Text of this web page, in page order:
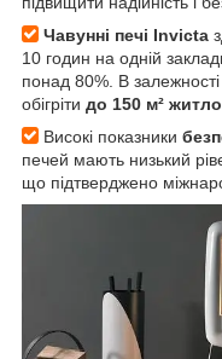
Чавунні печі Invicta
10 годин на одній
понад 80%. В залежності
обігріти до 150 м²
Високі показники
печей мають низький
що підтверджено